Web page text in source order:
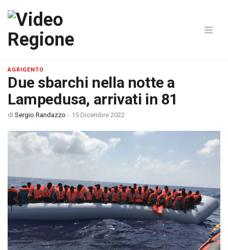
AGRIGENTO
Due sbarchi nella notte a
Lampedusa, arrivati in 81
di Sergio Randazzo - 15 Dicembre 2022